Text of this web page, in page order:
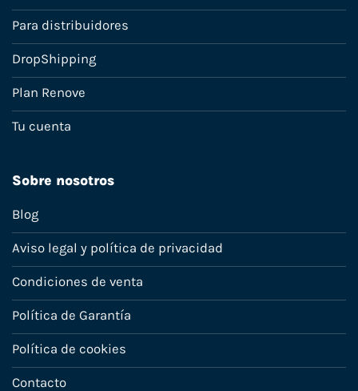
Para distribuidores
DropShipping
Plan Renove
Tu cuenta
Sobre nosotros
Blog
Aviso legal y política de privacidad
Condiciones de venta
Política de Garantía
Política de cookies
Contacto